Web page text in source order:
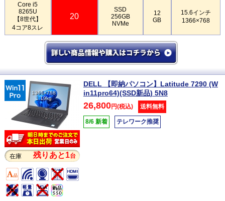
Core i5
8265U
【8世代】
4コア8スレ
20
SSD
256GB
NVMe
12
GB
15.6インチ
1366×768
1366×768
1.19kg
在庫 残りあと1台
DELL 【即納パソコン】Latitude 7290 (W
in11pro64)(SSD新品) 5N8
26,800円(税込) 送料無料
8/6 新着 テレワーク推奨